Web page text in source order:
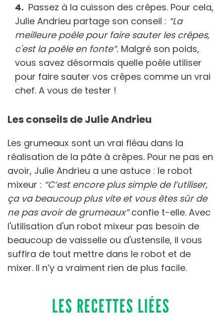
Passez à la cuisson des crêpes. Pour cela,
Julie Andrieu partage son conseil : “La
meilleure poêle pour faire sauter les crêpes,
c'est la poêle en fonte”. Malgré son poids,
vous savez désormais quelle poêle utiliser
pour faire sauter vos crêpes comme un vrai
chef. A vous de tester !
Les conseils de Julie Andrieu
Les grumeaux sont un vrai fléau dans la
réalisation de la pâte à crêpes. Pour ne pas en
avoir, Julie Andrieu a une astuce : le robot
mixeur : “C’est encore plus simple de l’utiliser,
ça va beaucoup plus vite et vous êtes sûr de
ne pas avoir de grumeaux”confie t-elle. Avec
l'utilisation d'un robot mixeur pas besoin de
beaucoup de vaisselle ou d'ustensile, il vous
suffira de tout mettre dans le robot et de
mixer. Il n’y a vraiment rien de plus facile.
LES RECETTES LIÉES